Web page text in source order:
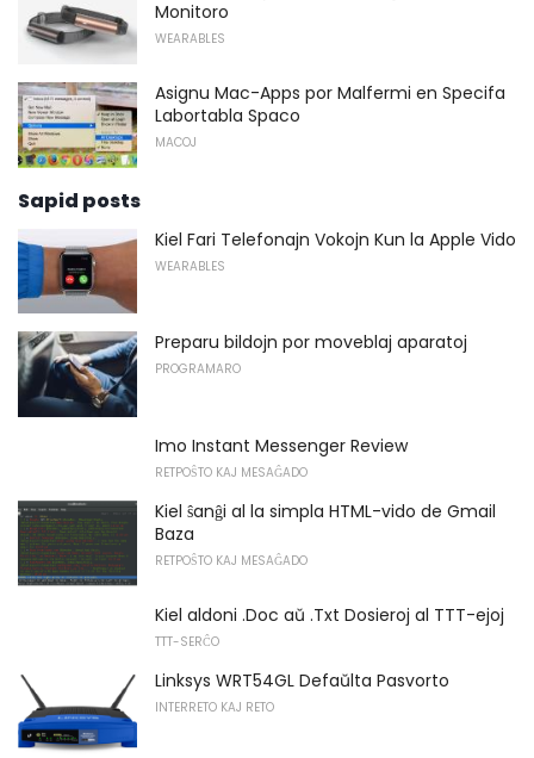
Monitoro
WEARABLES
Asignu Mac-Apps por Malfermi en Specifa
Labortabla Spaco
MACOJ
Sapid posts
Kiel Fari Telefonajn Vokojn Kun la Apple Vido
WEARABLES
Preparu bildojn por moveblaj aparatoj
PROGRAMARO
Imo Instant Messenger Review
RETPOŜTO KAJ MESAĜADO
Kiel ŝanĝi al la simpla HTML-vido de Gmail
Baza
RETPOŜTO KAJ MESAĜADO
Kiel aldoni .Doc aŭ .Txt Dosieroj al TTT-ejoj
TTT-SERĈO
Linksys WRT54GL Defaŭlta Pasvorto
INTERRETO KAJ RETO